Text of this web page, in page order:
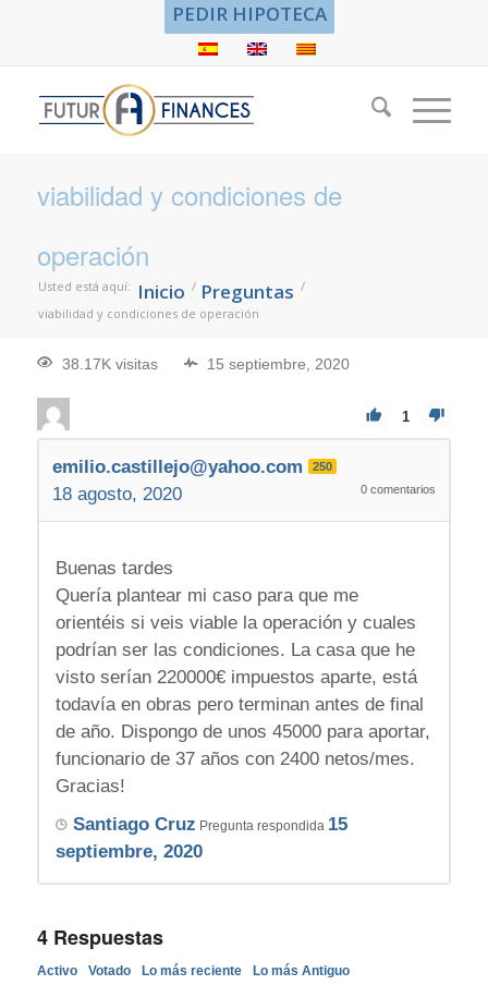
PEDIR HIPOTECA
viabilidad y condiciones de
operación
Usted está aquí: Inicio / Preguntas /
viabilidad y condiciones de operación
38.17K visitas 15 septiembre, 2020
1
emilio.castillejo@yahoo.com 250
18 agosto, 2020 0 comentarios
Buenas tardes
Quería plantear mi caso para que me
orientéis si veis viable la operación y cuales
podrían ser las condiciones. La casa que he
visto serían 220000€ impuestos aparte, está
todavía en obras pero terminan antes de final
de año. Dispongo de unos 45000 para aportar,
funcionario de 37 años con 2400 netos/mes.
Gracias!
Santiago Cruz Pregunta respondida 15
septiembre, 2020
4Respuestas
Activo Votado Lo más reciente Lo más Antiguo